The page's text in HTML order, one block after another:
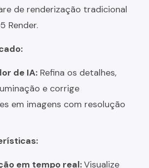
de renderização tradicional
Render.
de IA: Refina os detalhes,
e corrige
em imagens com resolução
em tempo real:Visualize